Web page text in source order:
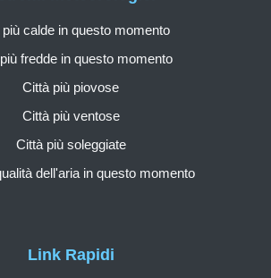
Link Rapidi
calde in questo momento
fredde in questo momento
Città più piovose
Città più ventose
Città più soleggiate
dell'aria in questo momento